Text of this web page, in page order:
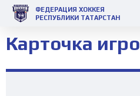
ФЕДЕРАЦИЯ ХОККЕЯ
РЕСПУБЛИКИ ТАТАРСТАН
Карточка